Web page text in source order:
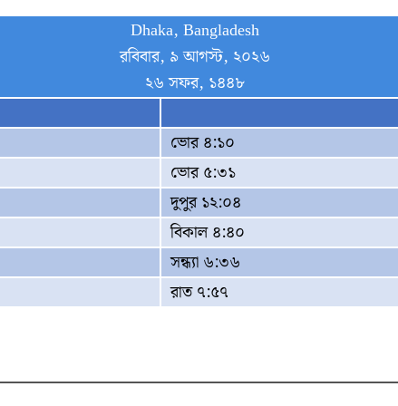
Dhaka, Bangladesh
রবিবার, ৯ আগস্ট, ২০২৬
২৬ সফর, ১৪৪৮
ভোর ৪:১০
ভোর ৫:৩১
দুপুর ১২:০৪
বিকাল ৪:৪০
সন্ধ্যা ৬:৩৬
রাত ৭:৫৭